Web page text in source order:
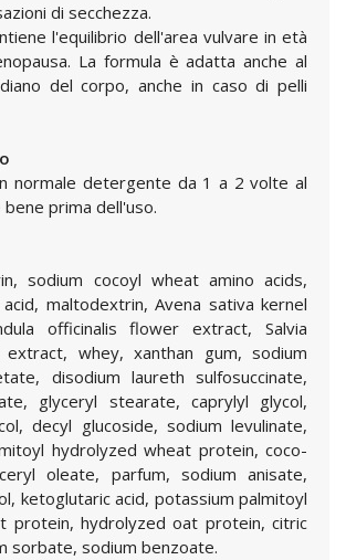
di secchezza.
l'equilibrio dell'area vulvare in età
La formula è adatta anche al
del corpo, anche in caso di pelli
normale detergente da 1 a 2 volte al
prima dell'uso.
sodium cocoyl wheat amino acids,
maltodextrin, Avena sativa kernel
officinalis flower extract, Salvia
extract, whey, xanthan gum, sodium
disodium laureth sulfosuccinate,
glyceryl stearate, caprylyl glycol,
decyl glucoside, sodium levulinate,
hydrolyzed wheat protein, coco-
oleate, parfum, sodium anisate,
ketoglutaric acid, potassium palmitoyl
protein, hydrolyzed oat protein, citric
sorbate, sodium benzoate.